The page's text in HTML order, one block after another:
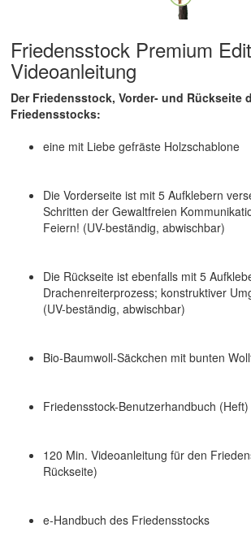
Friedensstock Premium
Videoanleitung
Der Friedensstock, Vorder- und Rückseite
Friedensstocks:
eine mit Liebe gefräste Holzschablone
Die Vorderseite ist mit 5 Aufklebern
Schritten der Gewaltfreien
Feiern! (UV-beständig, abwischbar)
Die Rückseite ist ebenfalls mit 5
Drachenreiterprozess; konstruktiver
(UV-beständig, abwischbar)
Bio-Baumwoll-Säckchen mit bunten
Friedensstock-Benutzerhandbuch (Heft)
120 Min. Videoanleitung für den
Rückseite)
e-Handbuch des Friedensstocks